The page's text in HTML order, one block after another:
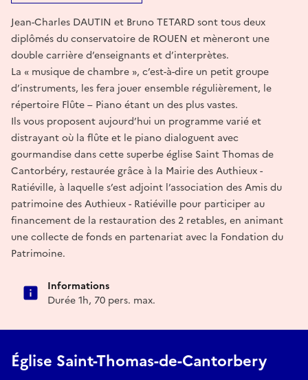
Jean-Charles DAUTIN et Bruno TETARD sont tous deux
diplômés du conservatoire de ROUEN et mèneront une
double carrière d’enseignants et d’interprètes.
La « musique de chambre », c’est-à-dire un petit groupe
d’instruments, les fera jouer ensemble régulièrement, le
répertoire Flûte – Piano étant un des plus vastes.
Ils vous proposent aujourd’hui un programme varié et
distrayant où la flûte et le piano dialoguent avec
gourmandise dans cette superbe église Saint Thomas de
Cantorbéry, restaurée grâce à la Mairie des Authieux -
Ratiéville, à laquelle s’est adjoint l’association des Amis du
patrimoine des Authieux - Ratiéville pour participer au
financement de la restauration des 2 retables, en animant
une collecte de fonds en partenariat avec la Fondation du
Patrimoine.
Informations
Durée 1h, 70 pers. max.
Église Saint-Thomas-de-Cantorbery